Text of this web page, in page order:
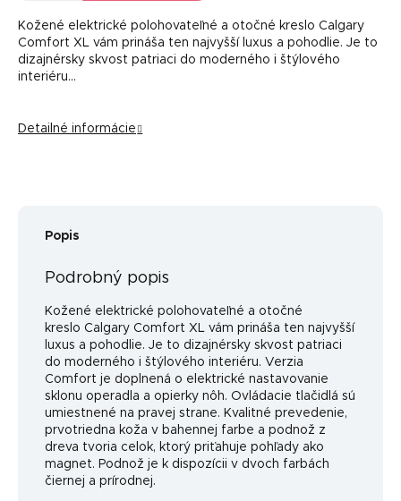
Kožené elektrické polohovateľné a otočné kreslo Calgary
Comfort XL vám prináša ten najvyšší luxus a pohodlie. Je to
dizajnérsky skvost patriaci do moderného i štýlového
interiéru...
Detailné informácie
Popis
Podrobný popis
Kožené elektrické polohovateľné a otočné
kreslo Calgary Comfort XL vám prináša ten najvyšší
luxus a pohodlie. Je to dizajnérsky skvost patriaci
do moderného i štýlového interiéru. Verzia
Comfort je doplnená o elektrické nastavovanie
sklonu operadla a opierky nôh. Ovládacie tlačidlá sú
umiestnené na pravej strane. Kvalitné prevedenie,
prvotriedna koža v bahennej farbe a podnož z
dreva tvoria celok, ktorý priťahuje pohľady ako
magnet. Podnož je k dispozícii v dvoch farbách
čiernej a prírodnej.